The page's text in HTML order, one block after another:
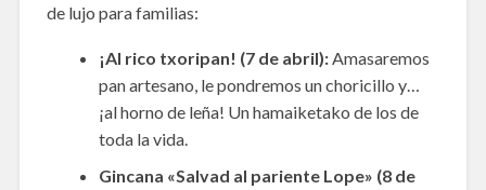
de lujo para familias:
¡Al rico txoripan! (7 de abril):Amasaremos
pan artesano, le pondremos un choricillo y…
¡al horno de leña! Un hamaiketako de los de
toda la vida.
Gincana «Salvad al pariente Lope» (8 de